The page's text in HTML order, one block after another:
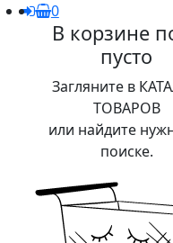
0
В корзине
пусто
Загляните в
ТОВАРОВ
или найдите
поиске.